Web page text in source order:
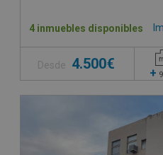
4 inmuebles disponibles
Desde 4.500€
+ 9